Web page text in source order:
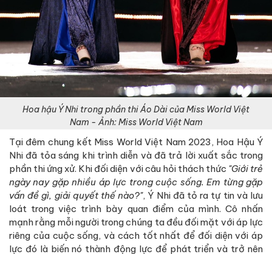
Hoa hậu Ý Nhi trong phần thi Áo Dài của Miss World Việt
Nam - Ảnh: Miss World Việt Nam
Tại đêm chung kết Miss World Việt Nam 2023, Hoa Hậu Ý
Nhi đã tỏa sáng khi trình diễn và đã trả lời xuất sắc trong
phần thi ứng xử. Khi đối diện với câu hỏi thách thức "Giới trẻ
ngày nay gặp nhiều áp lực trong cuộc sống. Em từng gặp
vấn đề gì, giải quyết thế nào?", Ý Nhi đã tỏ ra tự tin và lưu
loát trong việc trình bày quan điểm của mình. Cô nhấn
mạnh rằng mỗi người trong chúng ta đều đối mặt với áp lực
riêng của cuộc sống, và cách tốt nhất để đối diện với áp
lực đó là biến nó thành động lực để phát triển và trở nên